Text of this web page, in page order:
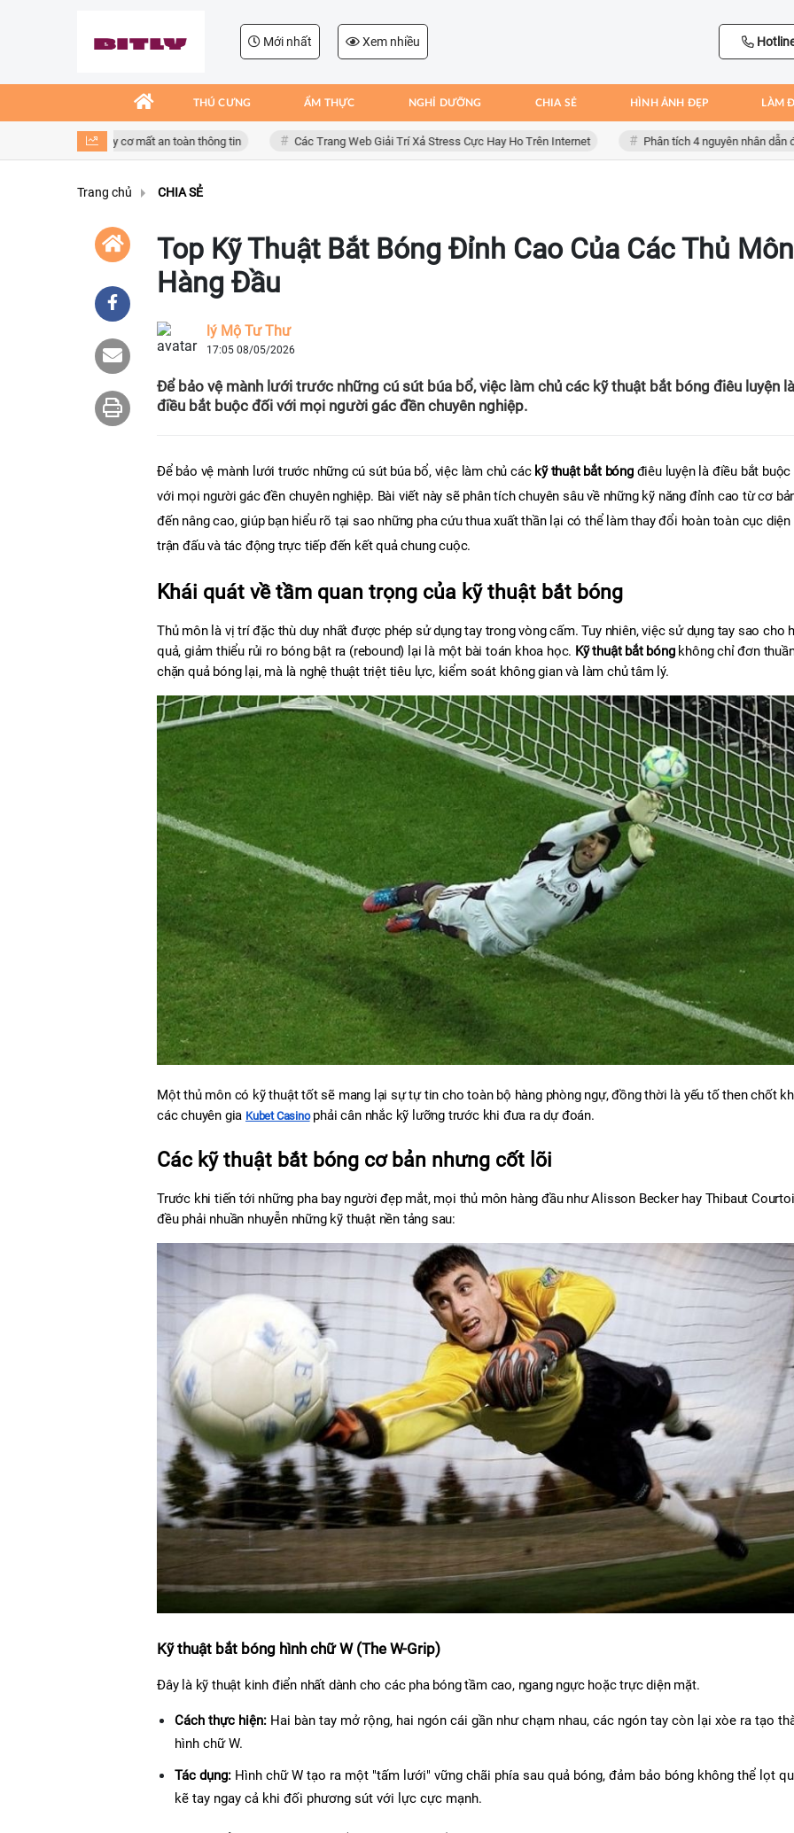
Mới nhất Xem nhiều
THÚ CƯNG ẨM THỰC NGHỈ DƯỠNG CHIA SẺ HÌNH ẢNH ĐẸP LÀM
giả mạo, nguy cơ mất an toàn thông tin Các Trang Web Giải Trí Xả Stress Cực Hay Ho Trên Internet Phân tích 4 nguyên nhân dẫn đến
Trang chủ CHIA SẺ
Top Kỹ Thuật Bắt Bóng Đỉnh Cao Của Các Thủ Môn
Hàng Đầu
lý Mộ Tư Thư
17:05 08/05/2026
Để bảo vệ mành lưới trước những cú sút búa bổ, việc làm chủ các kỹ thuật bắt bóng điêu luyện là
điều bắt buộc đối với mọi người gác đền chuyên nghiệp.
Để bảo vệ mành lưới trước những cú sút búa bổ, việc làm chủ các kỹ thuật bắt bóng điêu luyện là điều bắt
với mọi người gác đền chuyên nghiệp. Bài viết này sẽ phân tích chuyên sâu về những kỹ năng đỉnh cao từ cơ
đến nâng cao, giúp bạn hiểu rõ tại sao những pha cứu thua xuất thần lại có thể làm thay đổi hoàn toàn cục diện
trận đấu và tác động trực tiếp đến kết quả chung cuộc.
Khái quát về tầm quan trọng của kỹ thuật bắt bóng
Thủ môn là vị trí đặc thù duy nhất được phép sử dụng tay trong vòng cấm. Tuy nhiên, việc sử dụng tay sao cho
quả, giảm thiểu rủi ro bóng bật ra (rebound) lại là một bài toán khoa học. Kỹ thuật bắt bóng không chỉ đơn
chặn quả bóng lại, mà là nghệ thuật triệt tiêu lực, kiểm soát không gian và làm chủ tâm lý.
Một thủ môn có kỹ thuật tốt sẽ mang lại sự tự tin cho toàn bộ hàng phòng ngự, đồng thời là yếu tố then chốt
các chuyên gia Kubet Casino phải cân nhắc kỹ lưỡng trước khi đưa ra dự đoán.
Các kỹ thuật bắt bóng cơ bản nhưng cốt lõi
Trước khi tiến tới những pha bay người đẹp mắt, mọi thủ môn hàng đầu như Alisson Becker hay Thibaut
đều phải nhuần nhuyễn những kỹ thuật nền tảng sau:
Kỹ thuật bắt bóng hình chữ W (The W-Grip)
Đây là kỹ thuật kinh điển nhất dành cho các pha bóng tầm cao, ngang ngực hoặc trực diện mặt.
Cách thực hiện: Hai bàn tay mở rộng, hai ngón cái gần như chạm nhau, các ngón tay còn lại xòe ra tạo
hình chữ W.
Tác dụng: Hình chữ W tạo ra một "tấm lưới" vững chãi phía sau quả bóng, đảm bảo bóng không thể lọt
kẽ tay ngay cả khi đối phương sút với lực cực mạnh.